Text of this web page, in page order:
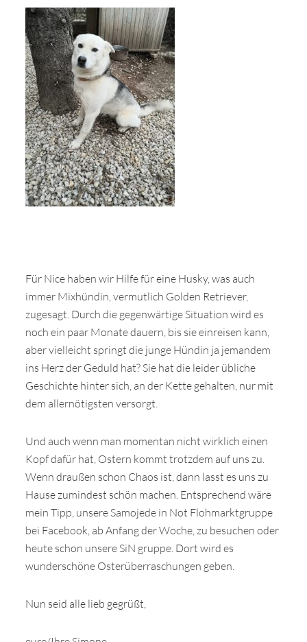
Für Nice haben wir Hilfe für eine Husky, was auch
immer Mixhündin, vermutlich Golden Retriever,
zugesagt. Durch die gegenwärtige Situation wird es
noch ein paar Monate dauern, bis sie einreisen kann,
aber vielleicht springt die junge Hündin ja jemandem
ins Herz der Geduld hat? Sie hat die leider übliche
Geschichte hinter sich, an der Kette gehalten, nur mit
dem allernötigsten versorgt.
Und auch wenn man momentan nicht wirklich einen
Kopf dafür hat, Ostern kommt trotzdem auf uns zu.
Wenn draußen schon Chaos ist, dann lasst es uns zu
Hause zumindest schön machen. Entsprechend wäre
mein Tipp, unsere Samojede in Not Flohmarktgruppe
bei Facebook, ab Anfang der Woche, zu besuchen oder
heute schon unsere SiN gruppe. Dort wird es
wunderschöne Osterüberraschungen geben.
Nun seid alle lieb gegrüßt,